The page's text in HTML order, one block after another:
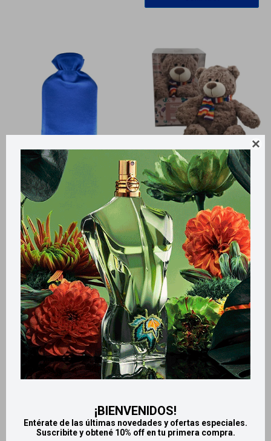

¡BIENVENIDOS!
Entérate de las últimas novedades y ofertas especiales.
Suscribite y obtené 10% off en tu primera compra.
Llega MAÑANA
Llega MAÑANA
Ready Warm Bolsa de agua
caliente 2L Plus con funda
$ 268
LlegaMAÑANA
Llega MAÑANA
Bolsa térmica para
microondas con turmalina -
Oso
$ 583